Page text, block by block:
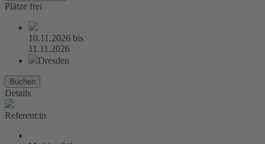
Plätze frei
10.11.2026 bis
11.11.2026
Dresden
Buchen
Details
Referent:in